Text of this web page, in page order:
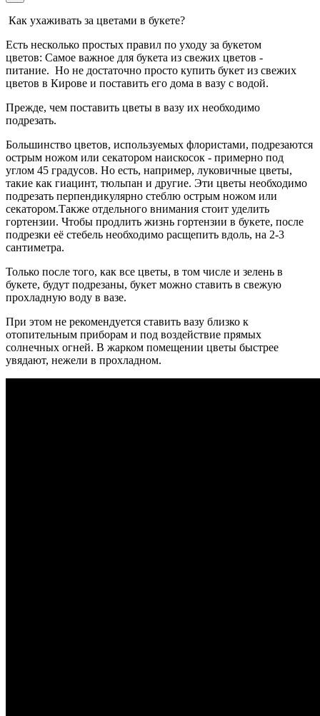
Как ухаживать за цветами в букете?
Есть несколько простых правил по уходу за букетом
цветов: Самое важное для букета из свежих цветов -
питание. Но не достаточно просто купить букет из свежих
цветов в Кирове и поставить его дома в вазу с водой.
Прежде, чем поставить цветы в вазу их необходимо
подрезать.
Большинство цветов, используемых флористами, подрезаются
острым ножом или секатором наискосок - примерно под
углом 45 градусов. Но есть, например, луковичные цветы,
такие как гиацинт, тюльпан и другие. Эти цветы необходимо
подрезать перпендикулярно стеблю острым ножом или
секатором.Также отдельного внимания стоит уделить
гортензии. Чтобы продлить жизнь гортензии в букете, после
подрезки её стебель необходимо расщепить вдоль, на 2-3
сантиметра.
Только после того, как все цветы, в том числе и зелень в
букете, будут подрезаны, букет можно ставить в свежую
прохладную воду в вазе.
При этом не рекомендуется ставить вазу близко к
отопительным приборам и под воздействие прямых
солнечных огней. В жарком помещении цветы быстрее
увядают, нежели в прохладном.